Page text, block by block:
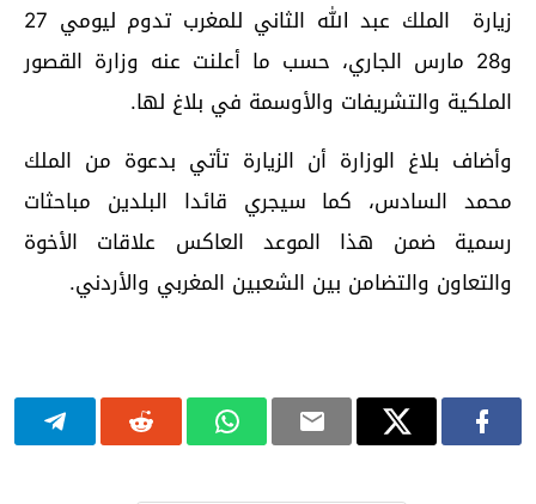
زيارة الملك عبد الله الثاني للمغرب تدوم ليومي 27
و28 مارس الجاري، حسب ما أعلنت عنه وزارة القصور
الملكية والتشريفات والأوسمة في بلاغ لها.
وأضاف بلاغ الوزارة أن الزيارة تأتي بدعوة من الملك
محمد السادس، كما سيجري قائدا البلدين مباحثات
رسمية ضمن هذا الموعد العاكس علاقات الأخوة
والتعاون والتضامن بين الشعبين المغربي والأردني.